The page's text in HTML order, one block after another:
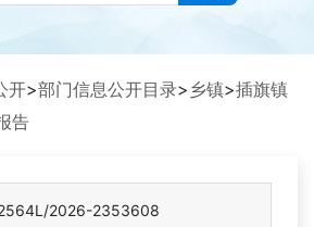
开>部门信息公开目录> 乡镇>插旗镇
告
2026-2353608